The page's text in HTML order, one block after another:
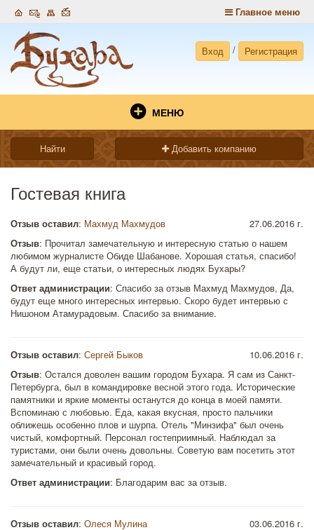
Главное меню
Вход / Регистрация
МЕНЮ
Найти Добавить компанию
Гостевая книга
Отзыв оставил: Махмуд Махмудов
27.06.2016 г.
Отзыв: Прочитал замечательную и интересную статью о нашем
любимом журналисте Обиде Шабанове. Хорошая статья, спасибо!
А будут ли, еще статьи, о интересных людях Бухары?
Ответ администрации: Спасибо за отзыв Махмуд Махмудов, Да,
будут еще много интересных интервью. Скоро будет интервью с
Нишоном Атамурадовым. Спасибо за внимание.
Отзыв оставил: Сергей Быков
10.06.2016 г.
Отзыв: Остался доволен вашим городом Бухара. Я сам из Санкт-
Петербурга, был в командировке весной этого года. Исторические
памятники и яркие моменты останутся до конца в моей памяти.
Вспоминаю с любовью. Еда, какая вкусная, просто пальчики
оближешь особенно плов и шурпа. Отель "Минзифа" был очень
чистый, комфортный. Персонал гостеприимный. Наблюдал за
туристами, они были очень довольны. Советую вам посетить этот
замечательный и красивый город.
Ответ администрации: Благодарим вас за отзыв.
Отзыв оставил: Олеся Мулина
03.06.2016 г.